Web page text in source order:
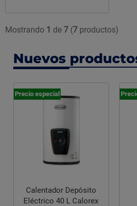
Mostrando 1 de 7 (7 productos)
Nuevos
Precio especial
Calentador Depósito
Eléctrico 40 L Calorex